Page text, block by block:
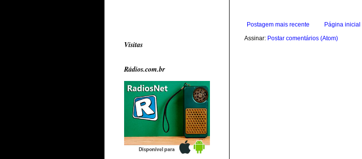
Postagem mais recente
Página inicial
Assinar: Postar comentários (Atom)
Visitas
Rádios.com.br